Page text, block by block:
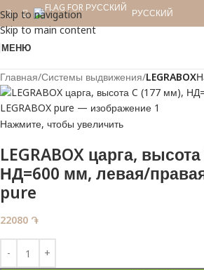
Skip to navigation
Skip to main content
РУССКИЙ
МЕНЮ
Главная Системы выдвижения LEGRABOX
Нажмите, чтобы увеличить
LEGRABOX царга,
НД=600 мм, левая/
pure
22080 ֏